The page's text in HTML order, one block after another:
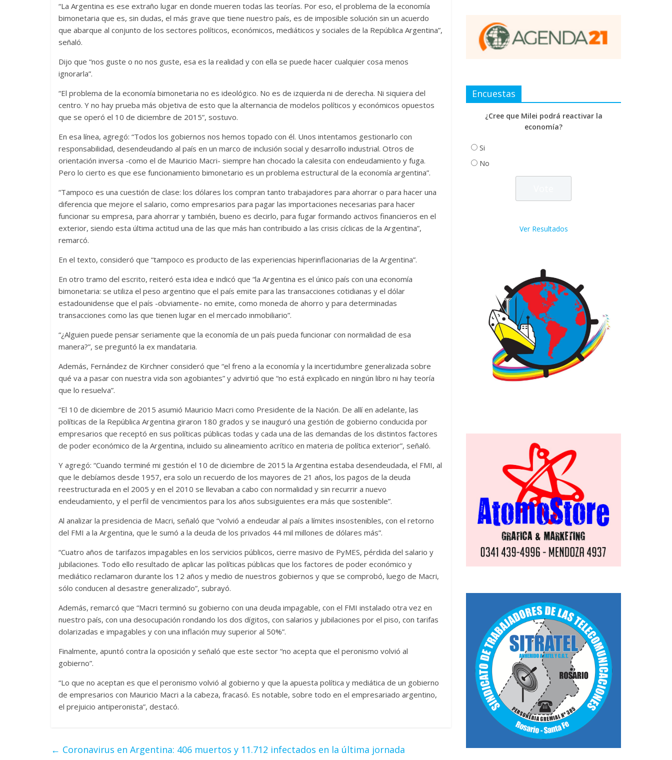
“La Argentina es ese extraño lugar en donde mueren todas las teorías. Por eso, el problema de la economía
bimonetaria que es, sin dudas, el más grave que tiene nuestro país, es de imposible solución sin un acuerdo
que abarque al conjunto de los sectores políticos, económicos, mediáticos y sociales de la República Argentina”,
señaló.
Dijo que “nos guste o no nos guste, esa es la realidad y con ella se puede hacer cualquier cosa menos
ignorarla”.
“El problema de la economía bimonetaria no es ideológico. No es de izquierda ni de derecha. Ni siquiera del
centro. Y no hay prueba más objetiva de esto que la alternancia de modelos políticos y económicos opuestos
que se operó el 10 de diciembre de 2015”, sostuvo.
En esa línea, agregó: “Todos los gobiernos nos hemos topado con él. Unos intentamos gestionarlo con
responsabilidad, desendeudando al país en un marco de inclusión social y desarrollo industrial. Otros de
orientación inversa -como el de Mauricio Macri- siempre han chocado la calesita con endeudamiento y fuga.
Pero lo cierto es que ese funcionamiento bimonetario es un problema estructural de la economía argentina”.
“Tampoco es una cuestión de clase: los dólares los compran tanto trabajadores para ahorrar o para hacer una
diferencia que mejore el salario, como empresarios para pagar las importaciones necesarias para hacer
funcionar su empresa, para ahorrar y también, bueno es decirlo, para fugar formando activos financieros en el
exterior, siendo esta última actitud una de las que más han contribuido a las crisis cíclicas de la Argentina”,
remarcó.
En el texto, consideró que “tampoco es producto de las experiencias hiperinflacionarias de la Argentina”.
En otro tramo del escrito, reiteró esta idea e indicó que “la Argentina es el único país con una economía
bimonetaria: se utiliza el peso argentino que el país emite para las transacciones cotidianas y el dólar
estadounidense que el país -obviamente- no emite, como moneda de ahorro y para determinadas
transacciones como las que tienen lugar en el mercado inmobiliario”.
“¿Alguien puede pensar seriamente que la economía de un país pueda funcionar con normalidad de esa
manera?”, se preguntó la ex mandataria.
Además, Fernández de Kirchner consideró que “el freno a la economía y la incertidumbre generalizada sobre
qué va a pasar con nuestra vida son agobiantes” y advirtió que “no está explicado en ningún libro ni hay teoría
que lo resuelva”.
“El 10 de diciembre de 2015 asumió Mauricio Macri como Presidente de la Nación. De allí en adelante, las
políticas de la República Argentina giraron 180 grados y se inauguró una gestión de gobierno conducida por
empresarios que receptó en sus políticas públicas todas y cada una de las demandas de los distintos factores
de poder económico de la Argentina, incluido su alineamiento acrítico en materia de política exterior”, señaló.
Y agregó: “Cuando terminé mi gestión el 10 de diciembre de 2015 la Argentina estaba desendeudada, el FMI, al
que le debíamos desde 1957, era solo un recuerdo de los mayores de 21 años, los pagos de la deuda
reestructurada en el 2005 y en el 2010 se llevaban a cabo con normalidad y sin recurrir a nuevo
endeudamiento, y el perfil de vencimientos para los años subsiguientes era más que sostenible”.
Al analizar la presidencia de Macri, señaló que “volvió a endeudar al país a límites insostenibles, con el retorno
del FMI a la Argentina, que le sumó a la deuda de los privados 44 mil millones de dólares más”.
“Cuatro años de tarifazos impagables en los servicios públicos, cierre masivo de PyMES, pérdida del salario y
jubilaciones. Todo ello resultado de aplicar las políticas públicas que los factores de poder económico y
mediático reclamaron durante los 12 años y medio de nuestros gobiernos y que se comprobó, luego de Macri,
sólo conducen al desastre generalizado”, subrayó.
Además, remarcó que “Macri terminó su gobierno con una deuda impagable, con el FMI instalado otra vez en
nuestro país, con una desocupación rondando los dos dígitos, con salarios y jubilaciones por el piso, con tarifas
dolarizadas e impagables y con una inflación muy superior al 50%”.
Finalmente, apuntó contra la oposición y señaló que este sector “no acepta que el peronismo volvió al
gobierno”.
“Lo que no aceptan es que el peronismo volvió al gobierno y que la apuesta política y mediática de un gobierno
de empresarios con Mauricio Macri a la cabeza, fracasó. Es notable, sobre todo en el empresariado argentino,
el prejuicio antiperonista”, destacó.
← Coronavirus en Argentina: 406 muertos y 11.712 infectados en la última jornada
Encuestas
¿Cree que Milei podrá reactivar la
economía?
Si
No
Ver Resultados